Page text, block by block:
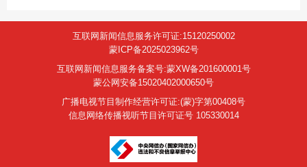
互联网新闻信息服务许可证:15120250002
蒙ICP备2025023962号
互联网新闻信息服务备案号:蒙XW备201600001号
蒙公网安备15020402000650号
广播电视节目制作经营许可证:(蒙)字第00408号
信息网络传播视听节目许可证号 105330014